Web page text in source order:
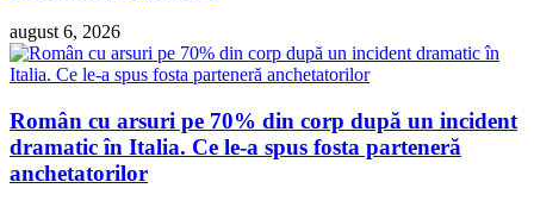
august 6, 2026
Român cu arsuri pe 70% din corp după un incident
dramatic în Italia. Ce le-a spus fosta parteneră
anchetatorilor